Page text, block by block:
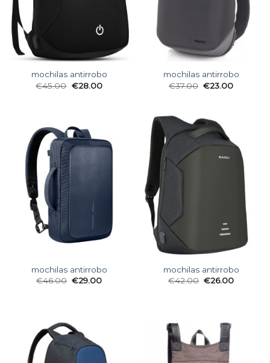
mochilas antirrobo
€45.00 €28.00
mochilas antirrobo
€37.00 €23.00
mochilas antirrobo
€46.00 €29.00
mochilas antirrobo
€42.00 €26.00